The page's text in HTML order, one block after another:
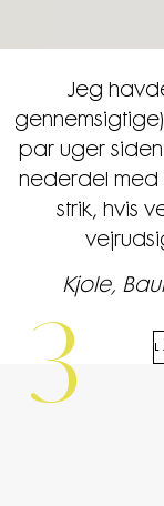
Jeg
par uger
nederdel med
strik, hvis
Kjole,
3